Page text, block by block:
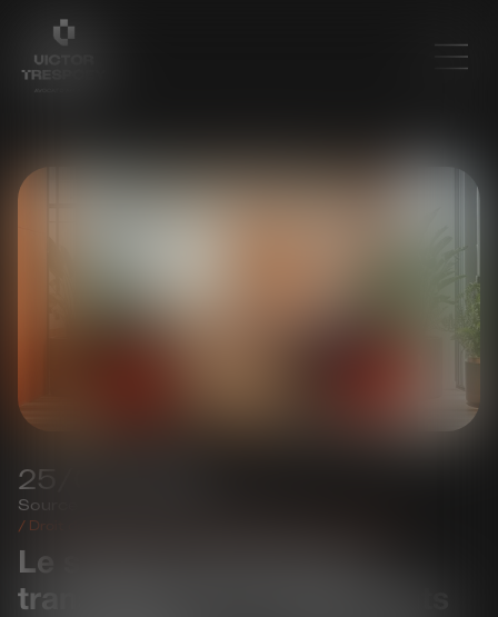
Droit des sociétés commerciales et professionnelles
Le simple retard dans la
transmission des documents
25/02/2025
Source :